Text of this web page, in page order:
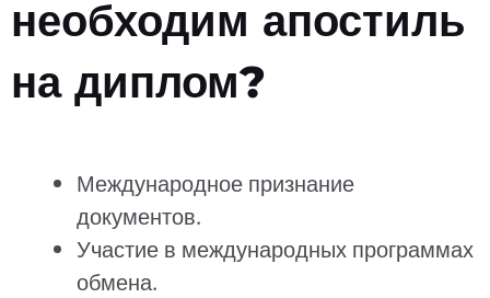
необходим апостиль
на диплом?
Международное признание
документов.
Участие в международных программах
обмена.